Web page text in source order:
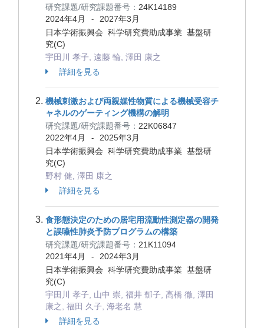
研究課題/研究課題番号： 24K14189
2024年4月
-
2027年3月
日本学術振興会 科学研究費助成事業 基盤研
究(C)
宇田川 孝子, 遠藤 輪, 澤田 康之
詳細を見る
機械刺激および両親媒性物質による機械受容チ
ャネルのゲーティング機構の解明
研究課題/研究課題番号： 22K06847
2022年4月
-
2025年3月
日本学術振興会 科学研究費助成事業 基盤研
究(C)
野村 健, 澤田 康之
詳細を見る
食形態決定のための居宅用流動性測定器の開発
と誤嚥性肺炎予防プログラムの構築
研究課題/研究課題番号： 21K11094
2021年4月
-
2024年3月
日本学術振興会 科学研究費助成事業 基盤研
究(C)
宇田川 孝子, 山中 崇, 福井 郁子, 高橋 徹, 澤田
康之, 福田 久子, 海老名 慧
詳細を見る